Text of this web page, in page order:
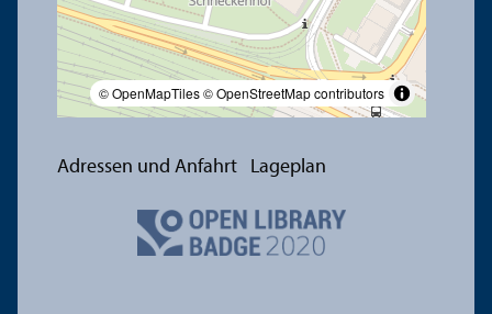
© OpenMapTiles© OpenStreetMap contributors
Adressen und Anfahrt Lageplan